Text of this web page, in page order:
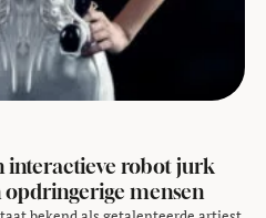
interactieve robot jurk
mensen